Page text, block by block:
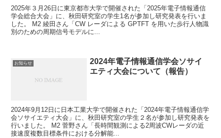
2025年３月26日に東京都市大学で開催された「2025年電子情報通信
学会総合大会」に、秋田研究室の学生1名が参加し研究発表を行いま
した。 M2 綾田さん「CW レーダによる GPTFT を用いた歩行人物識
別のための周期信号モデルに...
お知らせ
2024年電子情報通信学会ソサイ
エティ大会について（報告）
2024年9月12日に日本工業大学で開催された「2024年電子情報通信学
会ソサイエティ大会」に、秋田研究室の学生２名が参加し研究発表を
行いました。 M2 菅野さん「長時間観測による2周波CWレーダの近
接速度複数目標条件における分解能...